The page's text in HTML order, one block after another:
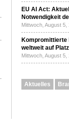
EU AI Act:
Notwendigkeit
Mittwoch, August
Kompromittierte
weltweit auf
Mittwoch, August
Aktuelles